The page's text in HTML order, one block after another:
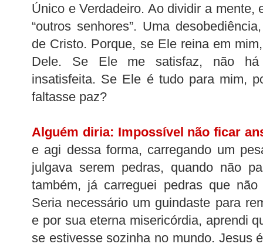
Único e Verdadeiro. Ao dividir a mente,
“outros senhores”. Uma
de Cristo. Porque, se Ele reina em
Dele. Se Ele me satisfaz, não há
insatisfeita. Se Ele é tudo para mim,
faltasse paz?
Alguém diria: Impossível não ficar
e agi dessa forma, carregando um
julgava serem pedras, quando não
também, já carreguei pedras que
Seria necessário um guindaste para
e por sua eterna misericórdia, aprendi
se estivesse sozinha no mundo. Jesus